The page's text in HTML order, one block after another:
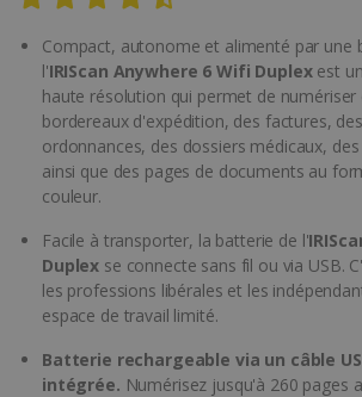
Compact, autonome et alimenté par une
l'IRIScan Anywhere 6 Wifi Duplexest
haute résolution qui permet de
bordereaux d'expédition, des factures,
ordonnances, des dossiers médicaux,
ainsi que des pages de documents au
couleur.
Facile à transporter, la batterie de l'
Duplex se connecte sans fil ou via USB.
les professions libérales et les
espace de travail limité.
Batterie rechargeable via un câble
intégrée. Numérisez jusqu'à 260 pages